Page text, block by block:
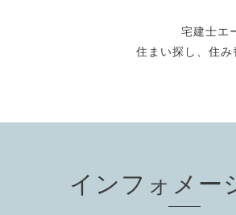
宅建士エ
住まい探し、住
インフォメー